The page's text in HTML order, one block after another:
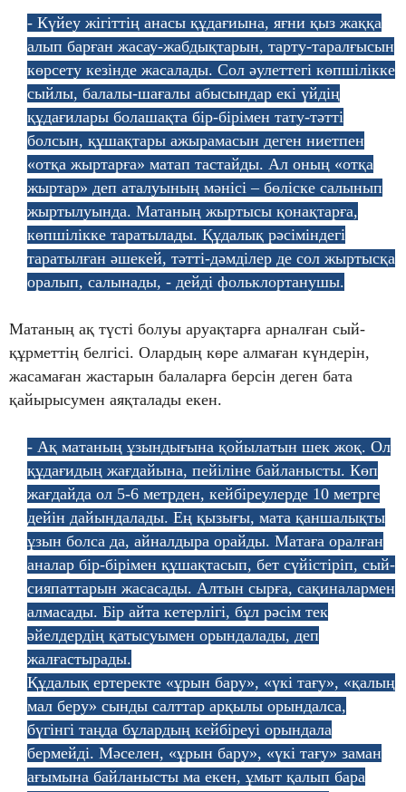
- Күйеу жігіттің анасы құдағиына, яғни қыз жаққа
алып барған жасау-жабдықтарын, тарту-таралғысын
көрсету кезінде жасалады. Сол әулеттегі көпшілікке
сыйлы, балалы-шағалы абысындар екі үйдің
құдағилары болашақта бір-бірімен тату-тәтті
болсын, құшақтары ажырамасын деген ниетпен
«отқа жыртарға» матап тастайды. Ал оның «отқа
жыртар» деп аталуының мәнісі – бөліске салынып
жыртылуында. Матаның жыртысы қонақтарға,
көпшілікке таратылады. Құдалық рәсіміндегі
таратылған әшекей, тәтті-дәмділер де сол жыртысқа
оралып, салынады, - дейді фольклортанушы.
Матаның ақ түсті болуы аруақтарға арналған сый-
құрметтің белгісі. Олардың көре алмаған күндерін,
жасамаған жастарын балаларға берсін деген бата
қайырысумен аяқталады екен.
- Ақ матаның ұзындығына қойылатын шек жоқ. Ол
құдағидың жағдайына, пейіліне байланысты. Көп
жағдайда ол 5-6 метрден, кейбіреулерде 10 метрге
дейін дайындалады. Ең қызығы, мата қаншалықты
ұзын болса да, айналдыра орайды. Матаға оралған
аналар бір-бірімен құшақтасып, бет сүйістіріп, сый-
сияпаттарын жасасады. Алтын сырға, сақиналармен
алмасады. Бір айта кетерлігі, бұл рәсім тек
әйелдердің қатысуымен орындалады, деп
жалғастырады.
Құдалық ертеректе «ұрын бару», «үкі тағу», «қалың
мал беру» сынды салттар арқылы орындалса,
бүгінгі таңда бұлардың кейбіреуі орындала
бермейді. Мәселен, «ұрын бару», «үкі тағу» заман
ағымына байланысты ма екен, ұмыт қалып бара